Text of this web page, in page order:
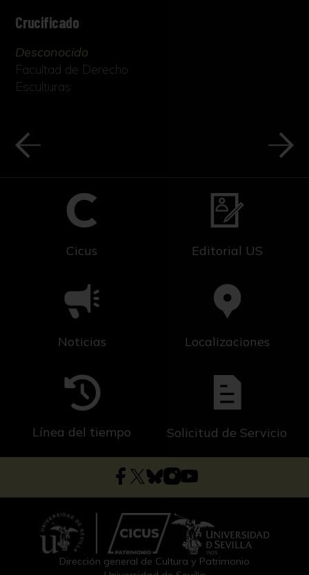
Crucificado
Desconocido
Facultad de Derecho
Esculturas
Cicus Editorial US
Noticias Localizaciones
Línea del tiempo Solicitud de Servicio
Dirección general de Cultura y Patrimonio